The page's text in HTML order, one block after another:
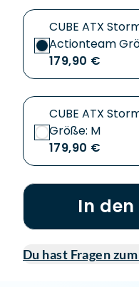
CUBE ATX
Actionteam
179,90 €
CUBE ATX
Größe: M
179,90 €
In
Du hast Fragen